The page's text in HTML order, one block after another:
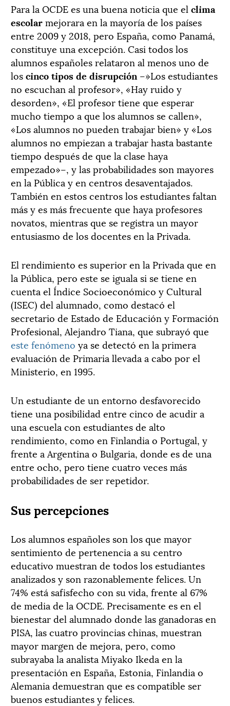
Para la OCDE es una buena noticia que el clima
escolarmejorara en la mayoría de los países
entre 2009 y 2018, pero España, como Panamá,
constituye una excepción. Casi todos los
alumnos españoles relataron al menos uno de
loscinco tipos de disrupción –»Los estudiantes
no escuchan al profesor», «Hay ruido y
desorden», «El profesor tiene que esperar
mucho tiempo a que los alumnos se callen»,
«Los alumnos no pueden trabajar bien» y «Los
alumnos no empiezan a trabajar hasta bastante
tiempo después de que la clase haya
empezado»–, y las probabilidades son mayores
en la Pública y en centros desaventajados.
También en estos centros los estudiantes faltan
más y es más frecuente que haya profesores
novatos, mientras que se registra un mayor
entusiasmo de los docentes en la Privada.
El rendimiento es superior en la Privada que en
la Pública, pero este se iguala si se tiene en
cuenta el Índice Socioeconómico y Cultural
(ISEC) del alumnado, como destacó el
secretario de Estado de Educación y Formación
Profesional, Alejandro Tiana, que subrayó que
este fenómeno ya se detectó en la primera
evaluación de Primaria llevada a cabo por el
Ministerio, en 1995.
Un estudiante de un entorno desfavorecido
tiene una posibilidad entre cinco de acudir a
una escuela con estudiantes de alto
rendimiento, como en Finlandia o Portugal, y
frente a Argentina o Bulgaria, donde es de una
entre ocho, pero tiene cuatro veces más
probabilidades de ser repetidor.
Sus percepciones
Los alumnos españoles son los que mayor
sentimiento de pertenencia a su centro
educativo muestran de todos los estudiantes
analizados y son razonablemente felices. Un
74% está safisfecho con su vida, frente al 67%
de media de la OCDE. Precisamente es en el
bienestar del alumnado donde las ganadoras en
PISA, las cuatro provincias chinas, muestran
mayor margen de mejora, pero, como
subrayaba la analista Miyako Ikeda en la
presentación en España, Estonia, Finlandia o
Alemania demuestran que es compatible ser
buenos estudiantes y felices.